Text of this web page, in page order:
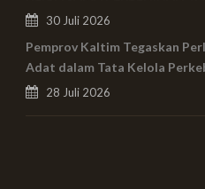
30 Juli 2026
Pemprov Kaltim Tegaskan
Adat dalam Tata Kelola
28 Juli 2026